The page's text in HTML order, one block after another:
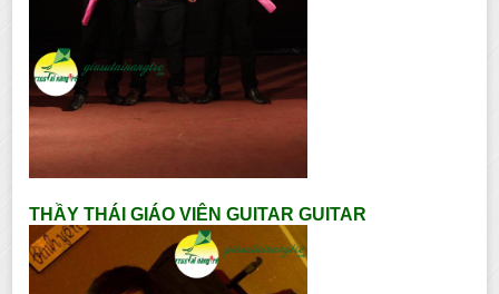
THẦY THÁI GIÁO VIÊN GUITAR GUITAR